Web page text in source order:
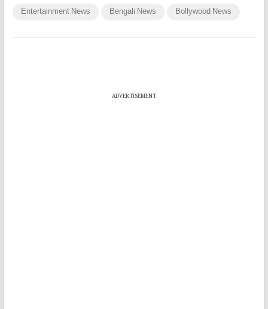
Entertainment News Bengali News Bollywood News
ADVERTISEMENT